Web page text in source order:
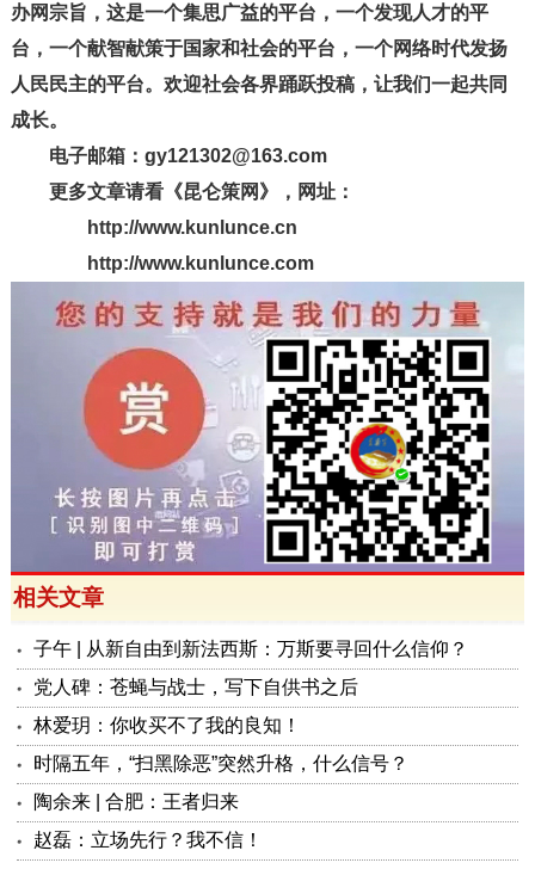
办网宗旨，这是一个集思广益的平台，一个发现人才的平
台，一个献智献策于国家和社会的平台，一个网络时代发扬
人民民主的平台。欢迎社会各界踊跃投稿，让我们一起共同
成长。
电子邮箱：gy121302@163.com
更多文章请看《昆仑策网》，网址：
http://www.kunlunce.cn
http://www.kunlunce.com
相关文章
子午 | 从新自由到新法西斯：万斯要寻回什么信仰？
党人碑：苍蝇与战士，写下自供书之后
林爱玥：你收买不了我的良知！
时隔五年，“扫黑除恶”突然升格，什么信号？
陶余来 | 合肥：王者归来
赵磊：立场先行？我不信！